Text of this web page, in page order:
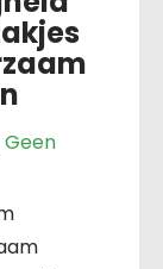
Geen